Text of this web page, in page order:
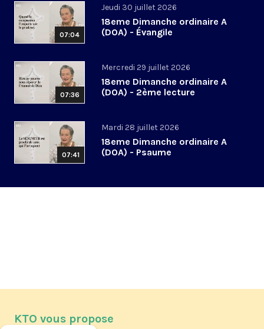
07:04
Jeudi 30 juillet 2026
18eme Dimanche ordinaire A
(DOA) - Évangile
07:36
Mercredi 29 juillet 2026
18eme Dimanche ordinaire A
(DOA) - 2ème lecture
07:41
Mardi 28 juillet 2026
18eme Dimanche ordinaire A
(DOA) - Psaume
KTO vous propose